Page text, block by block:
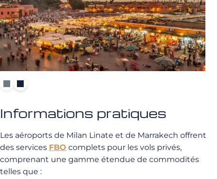
Informations pratiques
Les aéroports de Milan Linate et de Marrakech offrent
des services FBO complets pour les vols privés,
comprenant une gamme étendue de commodités
telles que :